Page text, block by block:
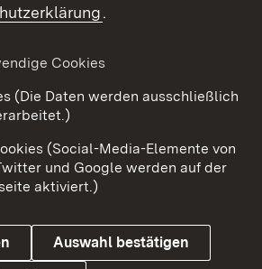
Barrierefreiheit
Cookies
.
Cookies
(Die Daten werden ausschließlich
(Social-Media-Elemente von
und Google werden auf der
aktiviert.)
Auswahl bestätigen